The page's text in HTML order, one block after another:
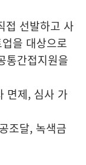
접 선발하고 사
을 대상으로
간접지원을
면제, 심사 가
조달, 녹색금